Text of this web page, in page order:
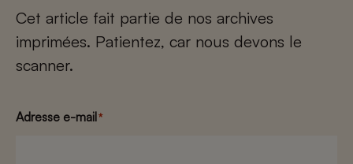
Cet article fait partie de nos archives
imprimées. Patientez, car nous devons le
scanner.
Adresse e-mail*